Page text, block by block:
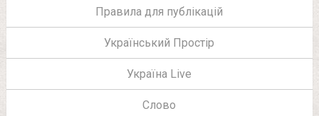
Правила для публікацій
Український Простір
Україна Live
Слово